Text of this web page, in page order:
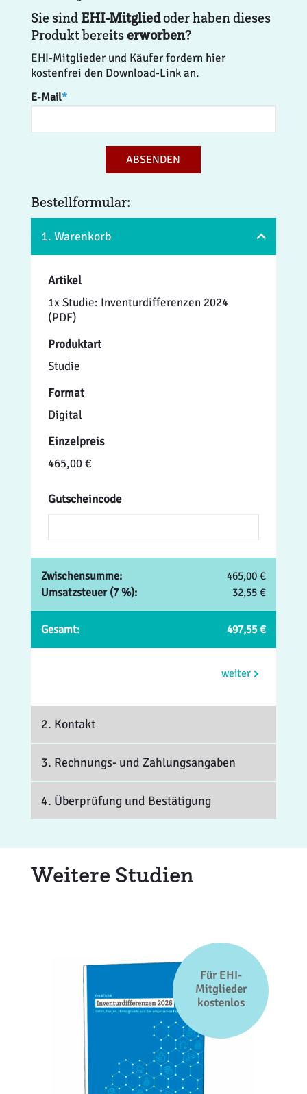
Sie sind EHI-Mitgliedoder haben dieses
Produkt bereitserworben?
EHI-Mitglieder und Käufer fordern hier
kostenfrei den Download-Link an.
E-Mail*
ABSENDEN
Bestellformular:
1. Warenkorb
Artikel
1x Studie: Inventurdifferenzen 2024
(PDF)
Produktart
Studie
Format
Digital
Einzelpreis
465,00 €
Gutscheincode
Zwischensumme:
465,00 €
Umsatzsteuer (7 %):
32,55 €
Gesamt: 497,55 €
weiter
2. Kontakt
3. Rechnungs- und Zahlungsangaben
4. Überprüfung und Bestätigung
Weitere Studien
Für EHI-
Mitglieder
kostenlos